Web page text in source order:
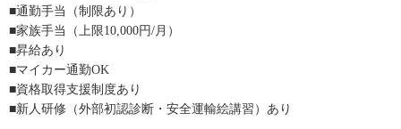
■通勤手当（制限あり）
■家族手当（上限10,000円/月）
■昇給あり
■マイカー通勤OK
■資格取得支援制度あり
■新人研修（外部初認診断・安全運輸絵講習）あり